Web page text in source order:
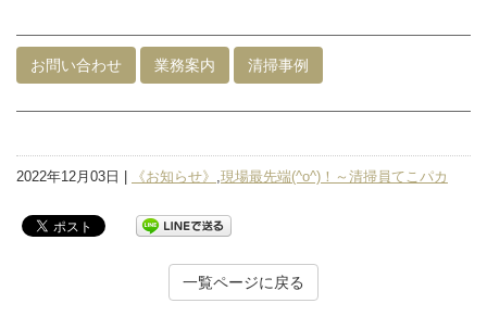
お問い合わせ 業務案内 清掃事例
2022年12月03日 | 《お知らせ》 ,現場最先端(^o^)！～清掃員てこパカ
一覧ページに戻る